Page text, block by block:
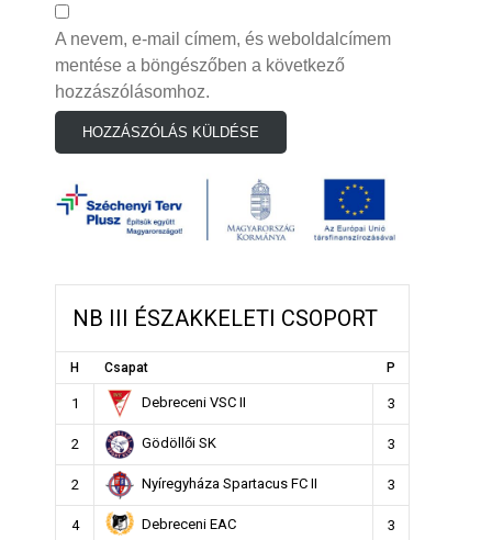
A nevem, e-mail címem, és weboldalcímem
mentése a böngészőben a következő
hozzászólásomhoz.
NB III ÉSZAKKELETI CSOPORT
H Csapat P
1 Debreceni VSC II 3
2 Gödöllői SK 3
2 Nyíregyháza Spartacus FC II 3
4 Debreceni EAC 3